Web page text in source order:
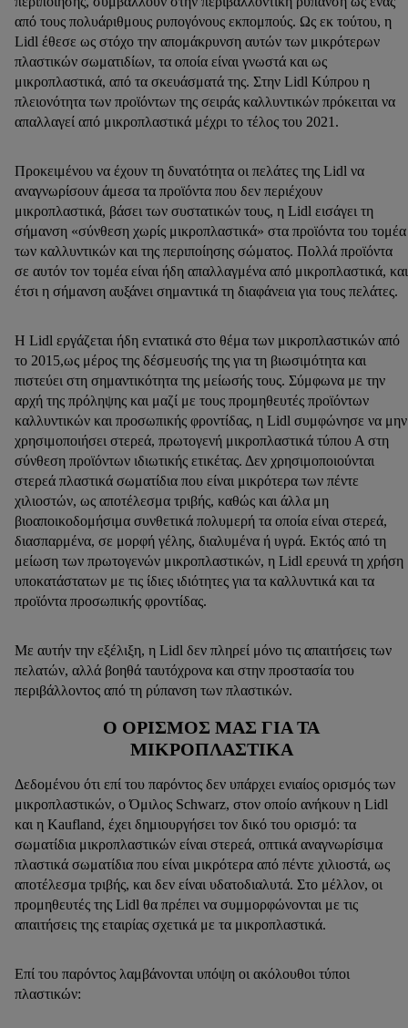
από τους πολυάριθμους ρυπογόνους εκπομπούς. Ως εκ τούτου, η
Lidl έθεσε ως στόχο την απομάκρυνση αυτών των μικρότερων
πλαστικών σωματιδίων, τα οποία είναι γνωστά και ως
μικροπλαστικά, από τα σκευάσματά της. Στην Lidl Κύπρου η
πλειονότητα των προϊόντων της σειράς καλλυντικών πρόκειται να
απαλλαγεί από μικροπλαστικά μέχρι το τέλος του 2021.
Προκειμένου να έχουν τη δυνατότητα οι πελάτες της Lidl να
αναγνωρίσουν άμεσα τα προϊόντα που δεν περιέχουν
μικροπλαστικά, βάσει των συστατικών τους, η Lidl εισάγει τη
σήμανση «σύνθεση χωρίς μικροπλαστικά» στα προϊόντα του τομέα
των καλλυντικών και της περιποίησης σώματος. Πολλά προϊόντα
σε αυτόν τον τομέα είναι ήδη απαλλαγμένα από μικροπλαστικά, και
έτσι η σήμανση αυξάνει σημαντικά τη διαφάνεια για τους πελάτες.
Η Lidl εργάζεται ήδη εντατικά στο θέμα των μικροπλαστικών από
το 2015,ως μέρος της δέσμευσής της για τη βιωσιμότητα και
πιστεύει στη σημαντικότητα της μείωσής τους. Σύμφωνα με την
αρχή της πρόληψης και μαζί με τους προμηθευτές προϊόντων
καλλυντικών και προσωπικής φροντίδας, η Lidl συμφώνησε να μην
χρησιμοποιήσει στερεά, πρωτογενή μικροπλαστικά τύπου Α στη
σύνθεση προϊόντων ιδιωτικής ετικέτας. Δεν χρησιμοποιούνται
στερεά πλαστικά σωματίδια που είναι μικρότερα των πέντε
χιλιοστών, ως αποτέλεσμα τριβής, καθώς και άλλα μη
βιοαποικοδομήσιμα συνθετικά πολυμερή τα οποία είναι στερεά,
διασπαρμένα, σε μορφή γέλης, διαλυμένα ή υγρά. Εκτός από τη
μείωση των πρωτογενών μικροπλαστικών, η Lidl ερευνά τη χρήση
υποκατάστατων με τις ίδιες ιδιότητες για τα καλλυντικά και τα
προϊόντα προσωπικής φροντίδας.
Με αυτήν την εξέλιξη, η Lidl δεν πληρεί μόνο τις απαιτήσεις των
πελατών, αλλά βοηθά ταυτόχρονα και στην προστασία του
περιβάλλοντος από τη ρύπανση των πλαστικών.
Ο ΟΡΙΣΜΌΣ ΜΑΣ ΓΙΑ ΤΑ
ΜΙΚΡΟΠΛΑΣΤΙΚΆ
Δεδομένου ότι επί του παρόντος δεν υπάρχει ενιαίος ορισμός των
μικροπλαστικών, ο Όμιλος Schwarz, στον οποίο ανήκουν η Lidl
και η Kaufland, έχει δημιουργήσει τον δικό του ορισμό: τα
σωματίδια μικροπλαστικών είναι στερεά, οπτικά αναγνωρίσιμα
πλαστικά σωματίδια που είναι μικρότερα από πέντε χιλιοστά, ως
αποτέλεσμα τριβής, και δεν είναι υδατοδιαλυτά. Στο μέλλον, οι
προμηθευτές της Lidl θα πρέπει να συμμορφώνονται με τις
απαιτήσεις της εταιρίας σχετικά με τα μικροπλαστικά.
Επί του παρόντος λαμβάνονται υπόψη οι ακόλουθοι τύποι
πλαστικών: